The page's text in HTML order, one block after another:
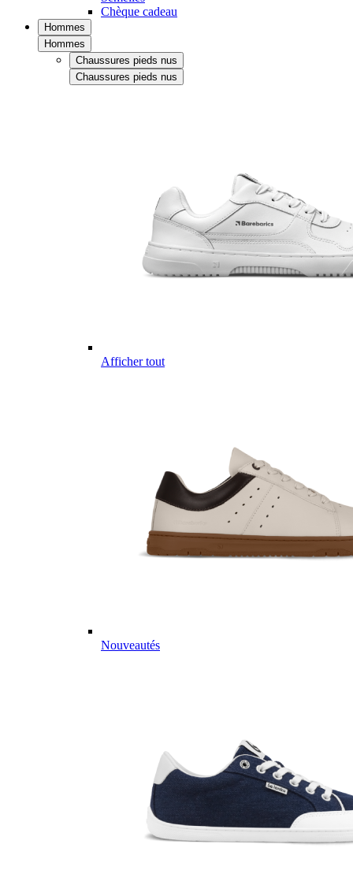
Chèque cadeau
Hommes
Hommes
Chaussures pieds nus
Chaussures pieds nus
Afficher tout
Nouveautés